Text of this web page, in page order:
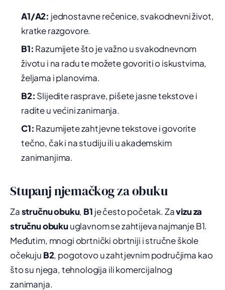
A1/A2: jednostavne rečenice, svakodnevni život,
kratke razgovore.
B1: Razumijete što je važno u svakodnevnom
životu i na radu te možete govoriti o iskustvima,
željama i planovima.
B2: Slijedite rasprave, pišete jasne tekstove i
radite u većini zanimanja.
C1: Razumijete zahtjevne tekstove i govorite
tečno, čak i na studiju ili u akademskim
zanimanjima.
Stupanj njemačkog za obuku
Zastručnu obuku, B1 je često početak. Zavizu za
stručnu obukuuglavnom se zahtijeva najmanje B1.
Međutim, mnogi obrtnički obrtniji i stručne škole
očekuju B2, pogotovo u zahtjevnim područjima kao
što su njega, tehnologija ili komercijalnog
zanimanja.